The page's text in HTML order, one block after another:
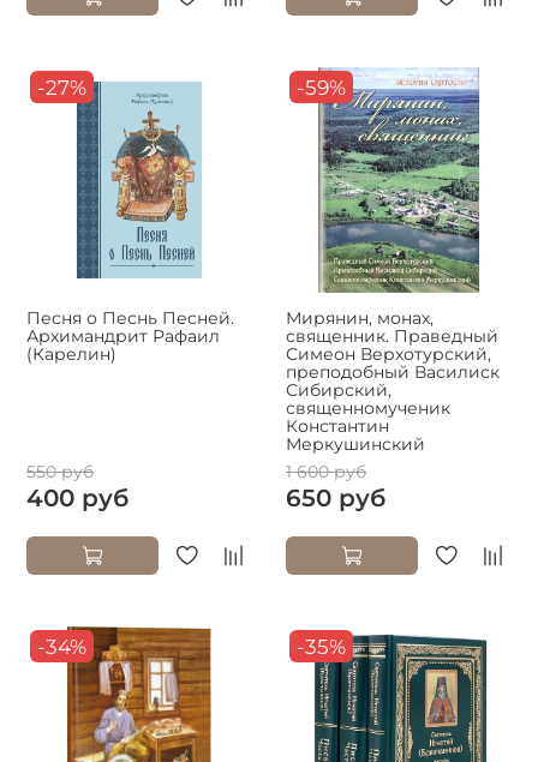
-27%
Песня о Песнь Песней.
Архимандрит Рафаил
(Карелин)
550 руб
400 руб
-59%
Мирянин, монах,
священник. Праведный
Симеон Верхотурский,
преподобный Василиск
Сибирский,
священномученик
Константин
Меркушинский
1 600 руб
650 руб
-34% -35%